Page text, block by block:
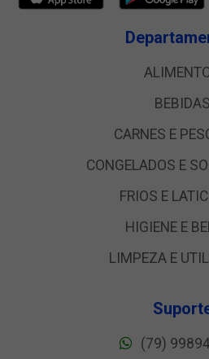
BEBIDAS
CARNES E
CONGELADOS E
FRIOS E
HIGIENE E
LIMPEZA E
(79)